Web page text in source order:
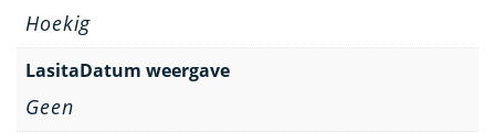
Hoekig
LasitaDatum weergave
Geen